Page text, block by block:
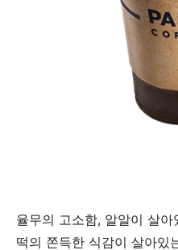
율무의 고소함, 알알이 살
떡의 쫀득한 식감이 살아있